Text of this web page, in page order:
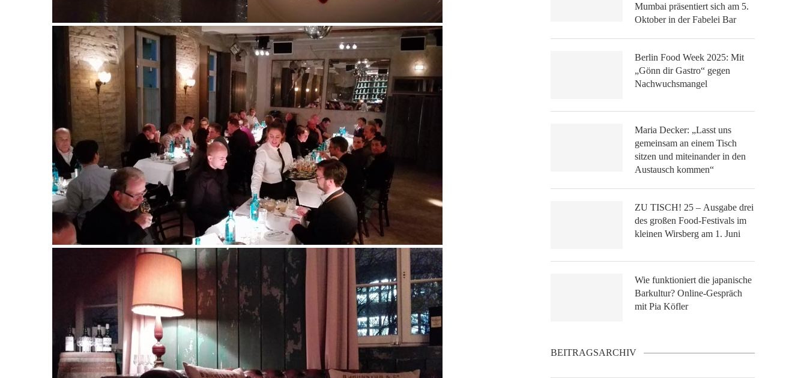
Mumbai präsentiert sich am 5.
Oktober in der Fabelei Bar
Berlin Food Week 2025: Mit
„Gönn dir Gastro“ gegen
Nachwuchsmangel
Maria Decker: „Lasst uns
gemeinsam an einem Tisch
sitzen und miteinander in den
Austausch kommen“
ZU TISCH! 25 – Ausgabe drei
des großen Food-Festivals im
kleinen Wirsberg am 1. Juni
Wie funktioniert die japanische
Barkultur? Online-Gespräch
mit Pia Köfler
BEITRAGSARCHIV